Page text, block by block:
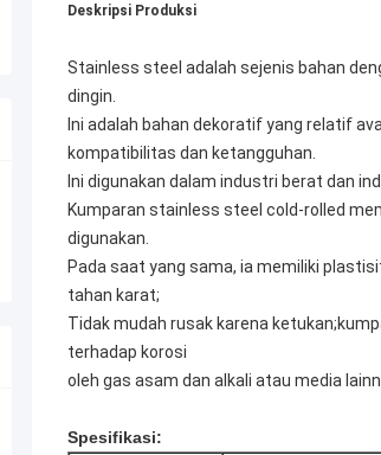
Deskripsi Produksi
Stainless steel adalah sejenis bahan
dingin.
Ini adalah bahan dekoratif yang relatif
kompatibilitas dan ketangguhan.
Ini digunakan dalam industri berat dan
Kumparan stainless steel cold-rolled
digunakan.
Pada saat yang sama, ia memiliki
tahan karat;
Tidak mudah rusak karena
terhadap korosi
oleh gas asam dan alkali atau media
Spesifikasi: